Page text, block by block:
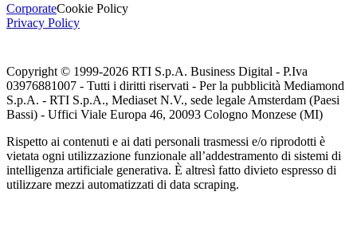
CorporateCookie Policy
Privacy Policy
Copyright © 1999-2026 RTI S.p.A. Business Digital - P.Iva
03976881007 - Tutti i diritti riservati - Per la pubblicità Mediamond
S.p.A. - RTI S.p.A., Mediaset N.V., sede legale Amsterdam (Paesi
Bassi) - Uffici Viale Europa 46, 20093 Cologno Monzese (MI)
Rispetto ai contenuti e ai dati personali trasmessi e/o riprodotti è
vietata ogni utilizzazione funzionale all’addestramento di sistemi di
intelligenza artificiale generativa. È altresì fatto divieto espresso di
utilizzare mezzi automatizzati di data scraping.